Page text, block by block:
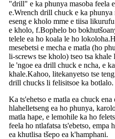
"drill" e ka phunya masoba feela
e.Wrench drill chuck e ka phunya
eseng e kholo mme e tiisa
e kholo, f.Bophelo bo
telele ea ho koala le ho
mesebetsi e mecha e matla (ho
li-screws tse kholo) tseo tsa
le 'ngoe ea drill chuck e ncha, e
khale.Kahoo, litekanyetso tse
drill chucks li felisitsoe ka botlalo.
Ka ts'ehetso e matla ea chuck ena
hlahelletseng ea ho phunya,
matla hape, e lemohile ka ho
feela ho ntlafatsa ts'ebetso, empa
ea khutlisa tšepo ea k'hamphani.